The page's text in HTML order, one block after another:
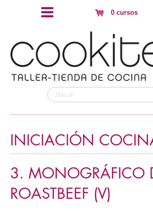
0 cursos
INICIACIÓN
3. MONOGRÁFICO
ROASTBEEF (V)